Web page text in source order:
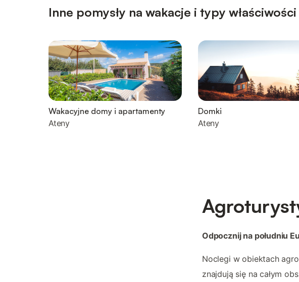
Inne pomysły na wakacje i typy
Wakacyjne domy i apartamenty
Ateny
Domki
Ateny
Odpocznij na południu
Noclegi w obiektach
znajdują się na całym